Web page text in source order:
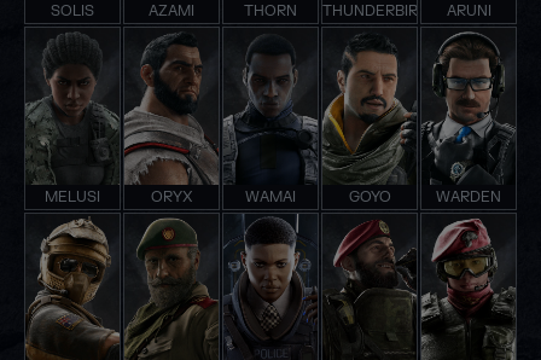
SOLIS AZAMI THORN THUNDERBIRD ARUNI
MELUSI ORYX WAMAI GOYO WARDEN